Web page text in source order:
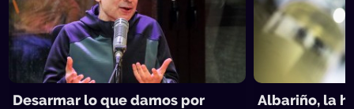
Desarmar lo que damos por
Albariño, la